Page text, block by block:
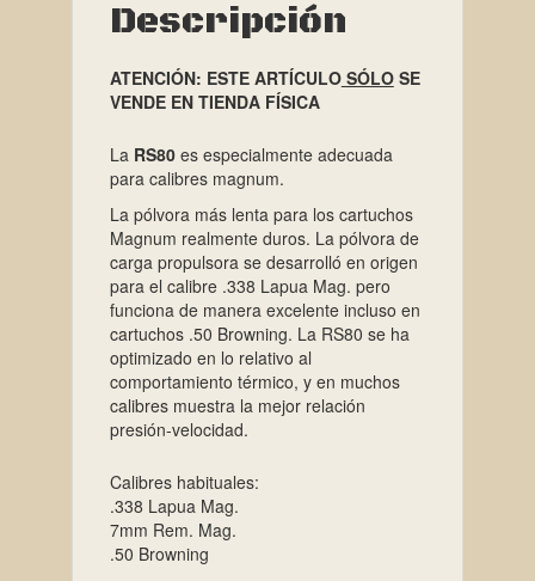
Descripción
ATENCIÓN: ESTE ARTÍCULOSÓLOSE
VENDE EN TIENDA FÍSICA
La RS80 es especialmente adecuada
para calibres magnum.
La pólvora más lenta para los cartuchos
Magnum realmente duros. La pólvora de
carga propulsora se desarrolló en origen
para el calibre .338 Lapua Mag. pero
funciona de manera excelente incluso en
cartuchos .50 Browning. La RS80 se ha
optimizado en lo relativo al
comportamiento térmico, y en muchos
calibres muestra la mejor relación
presión-velocidad.
Calibres habituales:
.338 Lapua Mag.
7mm Rem. Mag.
.50 Browning